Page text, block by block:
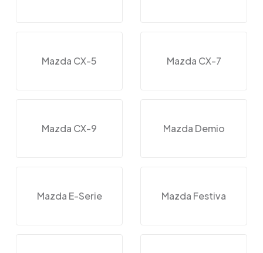
Mazda CX-5 Mazda CX-7
Mazda CX-9 Mazda Demio
Mazda E-Serie Mazda Festiva